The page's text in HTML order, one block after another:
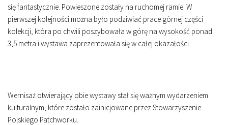
się fantastycznie. Powieszone zostały na ruchomej ramie. W
pierwszej kolejności można było podziwiać prace górnej części
kolekcji, która po chwili poszybowała w górę na wysokość ponad
3,5 metra i wystawa zaprezentowała się w całej okazałości.
Wernisaż otwierający obie wystawy stał się ważnym wydarzeniem
kulturalnym, które zostało zainicjowane przez Stowarzyszenie
Polskiego Patchworku.